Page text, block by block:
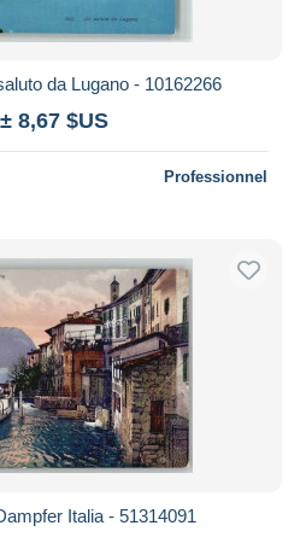
da Lugano - 10162266
± 8,67 $US
Professionnel
Italia - 51314091